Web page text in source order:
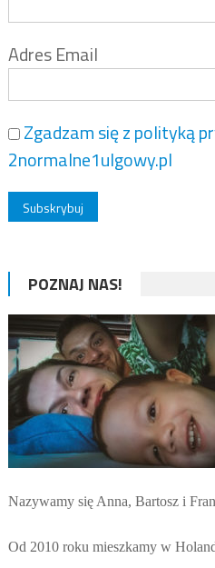
Adres Email
Zgadzam się z polityką
2normalne1ulgowy.pl
POZNAJ NAS!
Nazywamy się Anna, Bartosz i
Od 2010 roku mieszkamy w